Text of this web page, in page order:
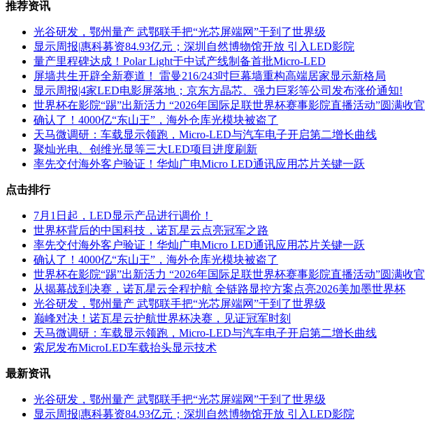
推荐资讯
光谷研发，鄂州量产 武鄂联手把“光芯屏端网”干到了世界级
显示周报|惠科募资84.93亿元；深圳自然博物馆开放 引入LED影院
量产里程碑达成！Polar Light于中试产线制备首批Micro-LED
屏墙共生开辟全新赛道！ 雷曼216/243吋巨幕墙重构高端居家显示新格局
显示周报|4家LED电影屏落地；京东方晶芯、强力巨彩等公司发布涨价通知!
世界杯在影院“踢”出新活力 “2026年国际足联世界杯赛事影院直播活动”圆满收官
确认了！4000亿“东山王”，海外仓库光模块被盗了
天马微调研：车载显示领跑，Micro-LED与汽车电子开启第二增长曲线
聚灿光电、创维光显等三大LED项目进度刷新
率先交付海外客户验证！华灿广电Micro LED通讯应用芯片关键一跃
点击排行
7月1日起，LED显示产品进行调价！
世界杯背后的中国科技，诺瓦星云点亮冠军之路
率先交付海外客户验证！华灿广电Micro LED通讯应用芯片关键一跃
确认了！4000亿“东山王”，海外仓库光模块被盗了
世界杯在影院“踢”出新活力 “2026年国际足联世界杯赛事影院直播活动”圆满收官
从揭幕战到决赛，诺瓦星云全程护航 全链路显控方案点亮2026美加墨世界杯
光谷研发，鄂州量产 武鄂联手把“光芯屏端网”干到了世界级
巅峰对决！诺瓦星云护航世界杯决赛，见证冠军时刻
天马微调研：车载显示领跑，Micro-LED与汽车电子开启第二增长曲线
索尼发布MicroLED车载抬头显示技术
最新资讯
光谷研发，鄂州量产 武鄂联手把“光芯屏端网”干到了世界级
显示周报|惠科募资84.93亿元；深圳自然博物馆开放 引入LED影院